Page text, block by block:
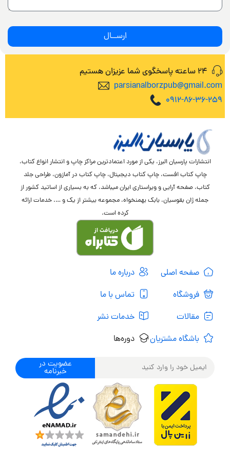
چه مجوزهایی برای کتاب گرفته می¬شود؟
چطور بفهمیم که مجوزها از طرف ناشر گرفته شده است؟
آیا امکان چاپ کتاب به صورت «ناشرمولف» وجود دارد یا خیر؟
ارســال
24 ساعته پاسخگوی شما عزیزان هستیم
parsianalborzpub@gmail.com
0912-86-36-259
انتشارات پارسیان البرز، یکی از مورد اعتمادترین مراکز چاپ و انتشار انواع کتاب،
چاپ کتاب افست، چاپ کتاب دیجیتال، چاپ کتاب در آمازون، طراحی جلد
کتاب، صفحه آرایی و ویراستاری ایران میباشد، که به بسیاری از اساتید کشور از
جمله ژان بقوسیان، بابک بهمنخواه، مجموعه بیشتر از یک و …. خدمات ارائه
کرده است.
صفحه اصلی
فروشگاه
مقالات
باشگاه مشتریان
درباره ما
تماس با ما
خدمات نشر
دوره‌ها
عضویت در
خبرنامه